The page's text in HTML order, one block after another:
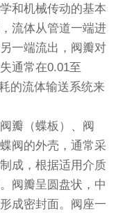
和机械传动的基本
流体从管道一端进
一端流出，阀瓣对
通常在0.01至
的流体输送系统来
瓣（蝶板）、阀
阀的外壳，通常采
成，根据适用介质
阀瓣呈圆盘状，中
成密封面。阀座一